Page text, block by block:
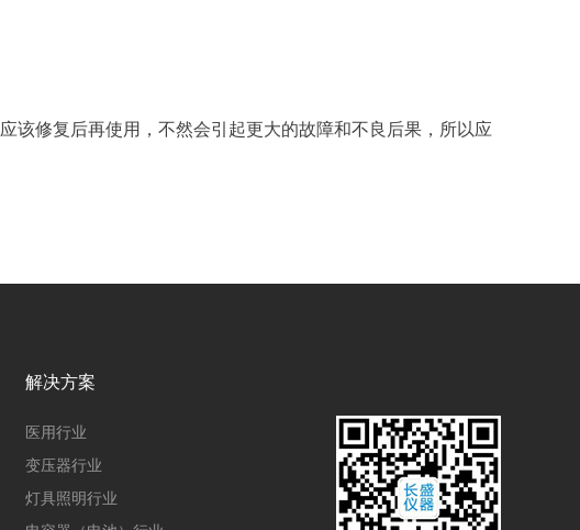
该修复后再使用，不然会引起更大的故障和不良后果，所以应
解决方案
医用行业
变压器行业
灯具照明行业